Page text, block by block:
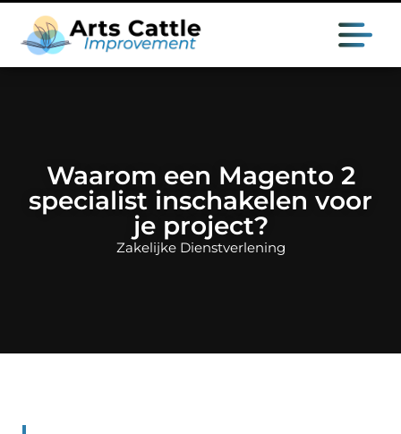
Waarom een Magento 2
specialist inschakelen voor
je project?
Zakelijke Dienstverlening